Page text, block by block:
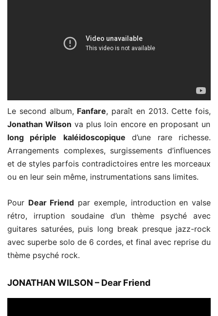
Le second album, Fanfare, paraît en 2013. Cette fois,
Jonathan Wilson va plus loin encore en proposant un
long périple
kaléidoscopique d’une rare richesse.
Arrangements complexes, surgissements d’influences
et de styles parfois contradictoires entre les morceaux
ou en leur sein même, instrumentations sans limites.
Pour Dear Friend par exemple, introduction en valse
rétro, irruption soudaine d’un thème psyché avec
guitares saturées, puis long break presque jazz-rock
avec superbe solo de 6 cordes, et final avec reprise du
thème psyché rock.
JONATHAN WILSON – Dear Friend